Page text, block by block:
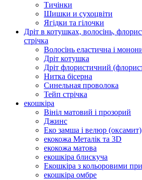
Тичінки
Шишки и сухоцвіти
Ягідки та гілочки
Дріт в котушках, волосінь,
стрічка
Волосінь еластична і
Дріт котушка
Дріт флористичний
Нитка бісерна
Синельная проволока
Тейп стрічка
екошкіра
Вініл матовий і прозорий
Джинс
Еко замша і велюр (оксамит)
екокожа Металік та 3D
екокожа матова
екошкіра блискуча
Екошкіра з кольоровими
екошкіра омбре